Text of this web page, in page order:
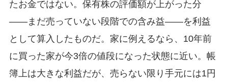
たお金ではない。保有株の評価額が上がった分
——まだ売っていない段階での含み益——を利益
として算入したものだ。家に例えるなら、10年前
に買った家が今3倍の値段になった状態に近い。帳
簿上は大きな利益だが、売らない限り手元には1円